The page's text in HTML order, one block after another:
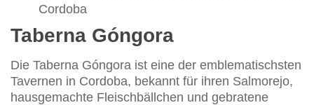
Cordoba
Taberna Góngora
Die Taberna Góngora ist eine der emblematischsten
Tavernen in Cordoba, bekannt für ihren Salmorejo,
hausgemachte Fleischbällchen und gebratene